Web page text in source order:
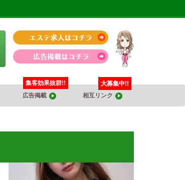
広告掲載
集客効果抜群!!
相互リンク
大募集中!!